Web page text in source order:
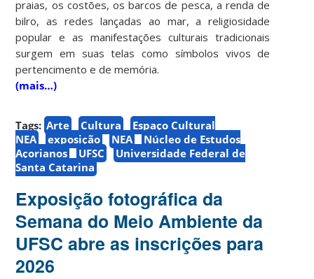
praias, os costões, os barcos de pesca, a renda de
bilro, as redes lançadas ao mar, a religiosidade
popular e as manifestações culturais tradicionais
surgem em suas telas como símbolos vivos de
pertencimento e de memória.
(mais…)
Tags: Arte Cultura
Espaço Cultural
NEA
exposição NEA
Núcleo de Estudos
Açorianos
UFSC
Universidade Federal de
Santa Catarina
Exposição fotográfica da
Semana do Meio Ambiente da
UFSC abre as inscrições para
2026